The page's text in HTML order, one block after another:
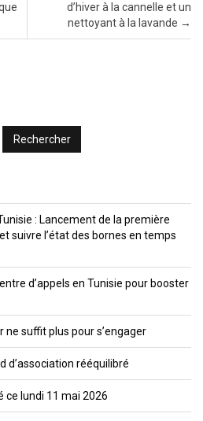
d’hiver à la cannelle et un
nettoyant à la lavande →
: Lancement de la première
suivre l’état des bornes en temps
d’appels en Tunisie pour booster
ne suffit plus pour s’engager
d’association rééquilibré
ce lundi 11 mai 2026